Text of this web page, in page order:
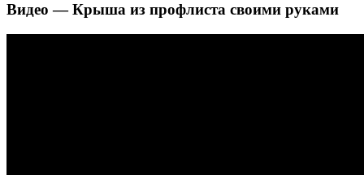
Видео — Крыша из профлиста своими руками